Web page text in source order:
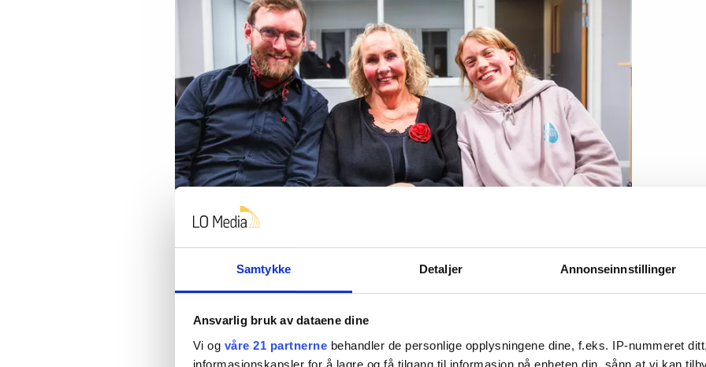
Samtykke Detaljer Annonseinnstillinger
Ansvarlig bruk av dataene dine
Vi og våre 21 partnerne behandler de personlige opplysningene dine, f.eks. IP-nummeret
informasjonskapsler for å lagre og få tilgang til informasjon på enheten din, sånn at vi kan
Herman Thamdrup Lund (32), Liv Fugleberg (73) og Astrid Bragstad Gjelsvik (28)
representerer erfaring og fornying i Sosialistisk kor.
Jan-Erik Østlie
Det gjaldt å samle folk